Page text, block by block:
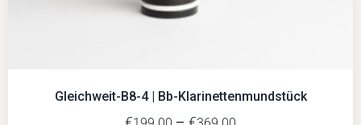
Gleichweit-B8-4 | Bb-Klarinettenmundstück